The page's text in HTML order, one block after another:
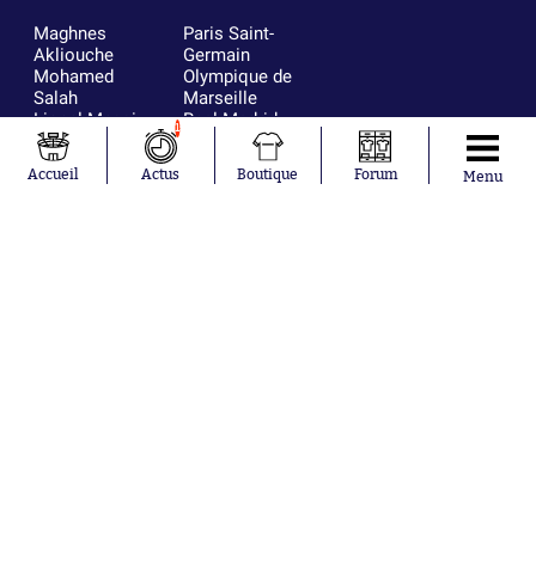
Maghnes
Akliouche
Mohamed
Salah
Lionel Messi
Ferrán Torres
Kilian Corredor
Franco
Paris Saint-
Germain
Olympique de
Marseille
Real Madrid
Olympique
lyonnais
Accueil
1
Actus Boutique Forum Menu